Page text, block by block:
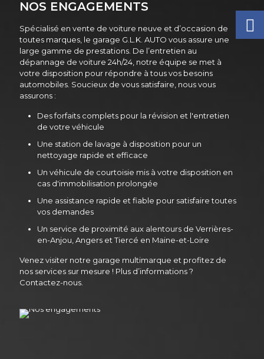
NOS ENGAGEMENTS
Spécialisé en vente de voiture neuve et d’occasion de
toutes marques, le garage G.L.K. AUTO vous assure une
large gamme de prestations. De l’entretien au
dépannage de voiture 24h/24, notre équipe se met à
votre disposition pour répondre à tous vos besoins
automobiles. Soucieux de vous satisfaire, nous vous
assurons :
Des forfaits complets pour la révision et l'entretien
de votre véhicule
Une station de lavage à disposition pour un
nettoyage rapide et efficace
Un véhicule de courtoisie mis à votre disposition en
cas d'immobilisation prolongée
Une assistance rapide et fiable pour satisfaire toutes
vos demandes
Un service de proximité aux alentours de Verrières-
en-Anjou, Angers et Tiercé en Maine-et-Loire
Venez visiter notre garage multimarque et profitez de
nos services sur mesure ! Plus d’informations ?
Contactez-nous.